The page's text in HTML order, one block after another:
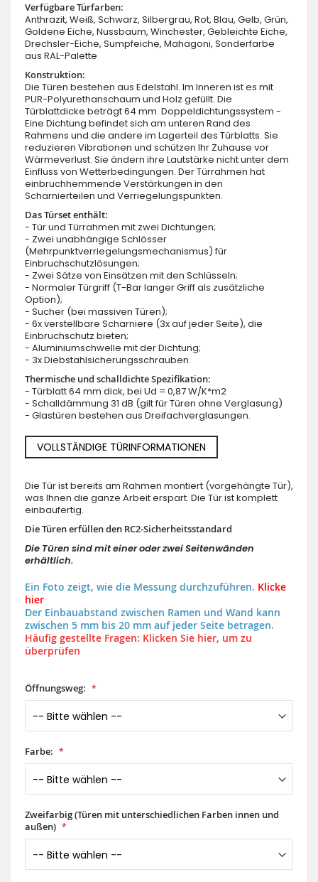
Verfügbare Türfarben:
Anthrazit, Weiß, Schwarz, Silbergrau, Rot, Blau, Gelb, Grün,
Goldene Eiche, Nussbaum, Winchester, Gebleichte Eiche,
Drechsler-Eiche, Sumpfeiche, Mahagoni, Sonderfarbe
aus RAL-Palette
Konstruktion:
Die Türen bestehen aus Edelstahl. Im Inneren ist es mit
PUR-Polyurethanschaum und Holz gefüllt. Die
Türblattdicke beträgt 64 mm. Doppeldichtungssystem -
Eine Dichtung befindet sich am unteren Rand des
Rahmens und die andere im Lagerteil des Türblatts. Sie
reduzieren Vibrationen und schützen Ihr Zuhause vor
Wärmeverlust. Sie ändern ihre Lautstärke nicht unter dem
Einfluss von Wetterbedingungen. Der Türrahmen hat
einbruchhemmende Verstärkungen in den
Scharnierteilen und Verriegelungspunkten.
Das Türset enthält:
- Tür und Türrahmen mit zwei Dichtungen;
- Zwei unabhängige Schlösser
(Mehrpunktverriegelungsmechanismus) für
Einbruchschutzlösungen;
- Zwei Sätze von Einsätzen mit den Schlüsseln;
- Normaler Türgriff (T-Bar langer Griff als zusätzliche
Option);
- Sucher (bei massiven Türen);
- 6x verstellbare Scharniere (3x auf jeder Seite), die
Einbruchschutz bieten;
- Aluminiumschwelle mit der Dichtung;
- 3x Diebstahlsicherungsschrauben.
Thermische und schalldichte Spezifikation:
- Türblatt 64 mm dick, bei Ud = 0,87 W/K*m2
- Schalldämmung 31 dB (gilt für Türen ohne Verglasung)
- Glastüren bestehen aus Dreifachverglasungen.
VOLLSTÄNDIGE TÜRINFORMATIONEN
Die Tür ist bereits am Rahmen montiert (vorgehängte Tür),
was Ihnen die ganze Arbeit erspart. Die Tür ist komplett
einbaufertig.
Die Türen erfüllen den RC2-Sicherheitsstandard
Die Türen sind mit einer oder zwei Seitenwänden
erhältlich.
Ein Foto zeigt, wie die Messung durchzuführen. Klicke
hier
Der Einbauabstand zwischen Ramen und Wand kann
zwischen 5 mm bis 20 mm auf jeder Seite betragen.
Häufig gestellte Fragen: Klicken Sie hier, um zu
überprüfen
Öffnungsweg:
Farbe:
Zweifarbig (Türen mit unterschiedlichen Farben innen und
außen)